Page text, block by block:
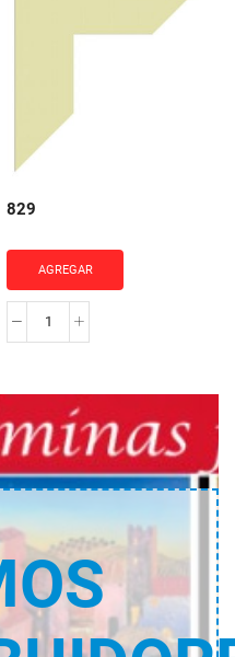
829
AGREGAR
829